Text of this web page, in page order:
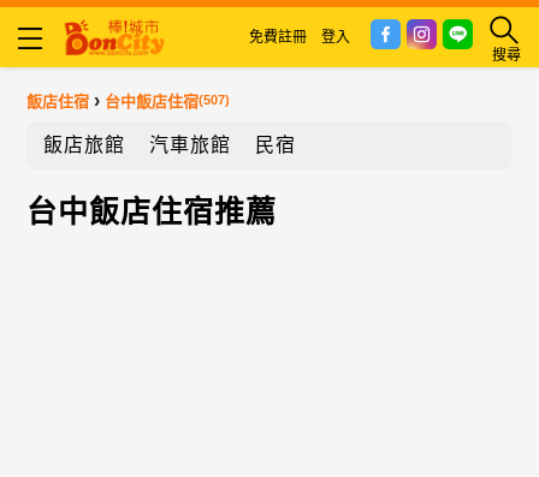
搜尋
免費註冊 登入
飯店住宿 › 台中飯店住宿(507)
飯店旅館 汽車旅館 民宿
台中飯店住宿推薦